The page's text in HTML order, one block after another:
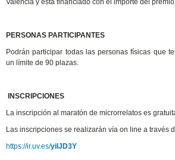
València y está financiado con el importe del
PERSONAS PARTICIPANTES
Podrán participar todas las personas físicas que
un límite de 90 plazas.
INSCRIPCIONES
La inscripción al maratón de microrrelatos es
Las inscripciones se realizarán vía on line a través
https://ir.uv.es/yilJD3Y